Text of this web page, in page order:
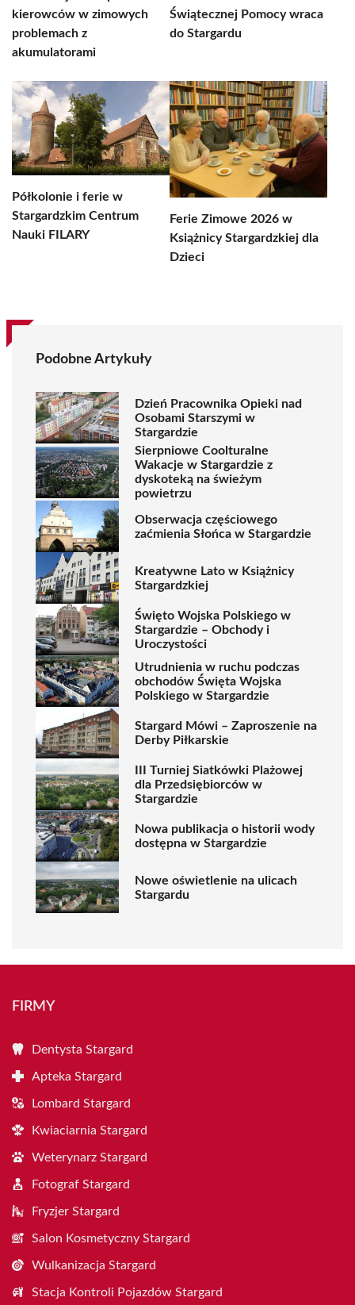
kierowców w zimowych
problemach z
akumulatorami
Świątecznej Pomocy wraca
do Stargardu
Półkolonie i ferie w
Stargardzkim Centrum
Nauki FILARY
Ferie Zimowe 2026 w
Książnicy Stargardzkiej dla
Dzieci
Podobne Artykuły
Dzień Pracownika Opieki nad
Osobami Starszymi w
Stargardzie
Sierpniowe Coolturalne
Wakacje w Stargardzie z
dyskoteką na świeżym
powietrzu
Obserwacja częściowego
zaćmienia Słońca w Stargardzie
Kreatywne Lato w Książnicy
Stargardzkiej
Święto Wojska Polskiego w
Stargardzie – Obchody i
Uroczystości
Utrudnienia w ruchu podczas
obchodów Święta Wojska
Polskiego w Stargardzie
Stargard Mówi – Zaproszenie na
Derby Piłkarskie
III Turniej Siatkówki Plażowej
dla Przedsiębiorców w
Stargardzie
Nowa publikacja o historii wody
dostępna w Stargardzie
Nowe oświetlenie na ulicach
Stargardu
FIRMY
Dentysta Stargard
Apteka Stargard
Lombard Stargard
Kwiaciarnia Stargard
Weterynarz Stargard
Fotograf Stargard
Fryzjer Stargard
Salon Kosmetyczny Stargard
Wulkanizacja Stargard
Stacja Kontroli Pojazdów Stargard